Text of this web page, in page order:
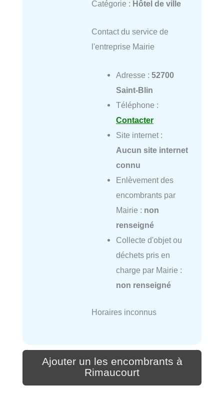
Catégorie : Hôtel de ville
Contact du service de
l'entreprise Mairie
Adresse : 52700
Saint-Blin
Téléphone :
Contacter
Site internet :
Aucun site internet
connu
Enlèvement des
encombrants par
Mairie : non
renseigné
Collecte d'objet ou
déchets pris en
charge par Mairie :
non renseigné
Horaires inconnus
Ajouter un les encombrants à
Rimaucourt